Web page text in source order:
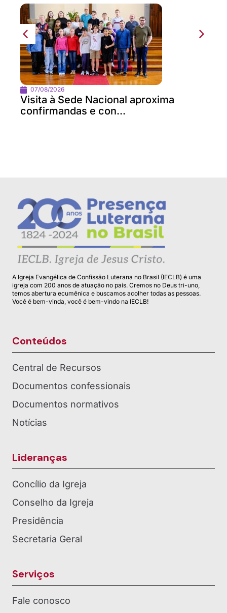
07/08/2026
Visita à Sede Nacional aproxima
confirmandas e con...
A Igreja Evangélica de Confissão Luterana no Brasil (IECLB) é uma
igreja com 200 anos de atuação no país. Cremos no Deus tri-uno,
temos abertura ecumênica e buscamos acolher todas as pessoas.
Você é bem-vinda, você é bem-vindo na IECLB!
Conteúdos
Central de Recursos
Documentos confessionais
Documentos normativos
Notícias
Lideranças
Concílio da Igreja
Conselho da Igreja
Presidência
Secretaria Geral
Serviços
Fale conosco